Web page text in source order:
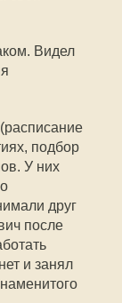
Видел
подбор
У них
друг
после
и занял